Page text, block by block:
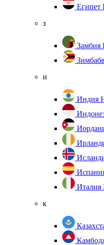
Египет
з
Замбия
и
Индия
Италия
к